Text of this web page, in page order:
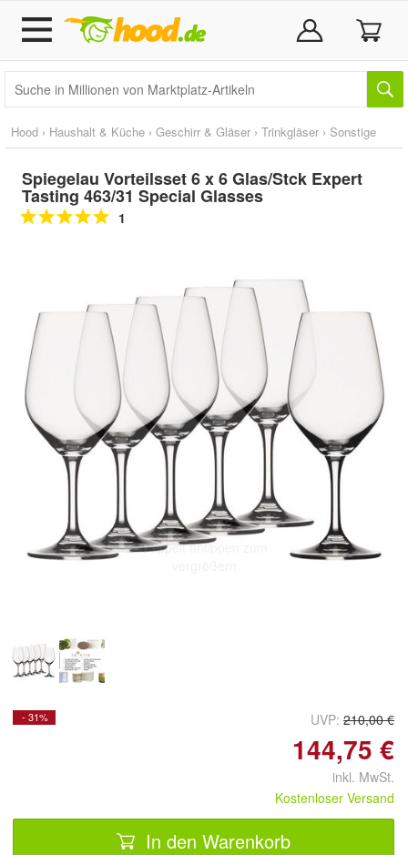
Hood › Haushalt & Küche › Geschirr & Gläser › Trinkgläser › Sonstige
Spiegelau Vorteilsset 6 x 6 Glas/Stck Expert
Tasting 463/31 Special Glasses
1
Doppelt antippen zum
- 31% UVP: 210,00 €
144,75 €
inkl. MwSt.
Kostenloser Versand
In den Warenkorb